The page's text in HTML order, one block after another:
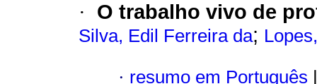
· O trabalho vivo de
Silva, Edil Ferreira da;
· resumo em Português